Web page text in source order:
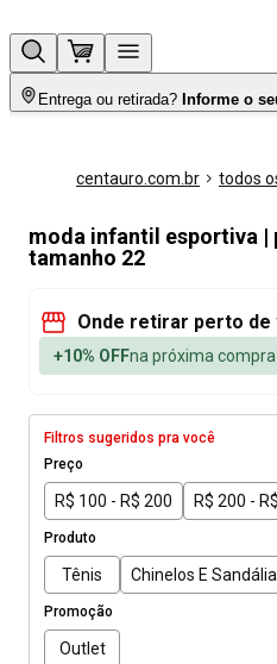
Entrega ou retirada? Informe o
centauro.com.br todos
moda infantil esportiva |
tamanho 22
Onde retirar perto de
+10% OFFna próxima
Filtros sugeridos pra você
Preço
R$ 100 - R$ 200 R$ 200 -
Produto
Tênis Chinelos E
Promoção
Outlet